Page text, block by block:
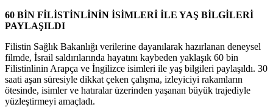
60 BİN FİLİSTİNLİNİN İSİMLERİ İLE YAŞ BİLGİLERİ
PAYLAŞILDI
Filistin Sağlık Bakanlığı verilerine dayanılarak hazırlanan deneysel
filmde, İsrail saldırılarında hayatını kaybeden yaklaşık 60 bin
Filistinlinin Arapça ve İngilizce isimleri ile yaş bilgileri paylaşıldı. 30
saati aşan süresiyle dikkat çeken çalışma, izleyiciyi rakamların
ötesinde, isimler ve hatıralar üzerinden yaşanan büyük trajediyle
yüzleştirmeyi amaçladı.